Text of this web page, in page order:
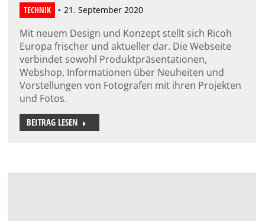
TECHNIK 21. September 2020
Mit neuem Design und Konzept stellt sich Ricoh
Europa frischer und aktueller dar. Die Webseite
verbindet sowohl Produktpräsentationen,
Webshop, Informationen über Neuheiten und
Vorstellungen von Fotografen mit ihren Projekten
und Fotos.
BEITRAG LESEN